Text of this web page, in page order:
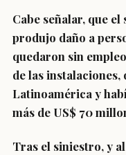
Cabe señalar, que
produjo daño a
quedaron sin
de las instalaciones,
Latinoamérica y
más de US$ 70
Tras el siniestro, y